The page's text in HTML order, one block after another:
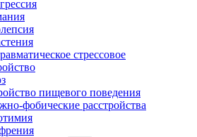
стрессовое
пищевого поведения
фобические расстройства